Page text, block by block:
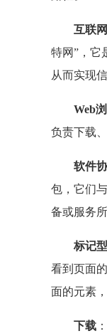
互联网
特网”，它
从而实现
Web
负责下载
软件
包，它们
备或服务
标记
看到页面
面的元素
下载